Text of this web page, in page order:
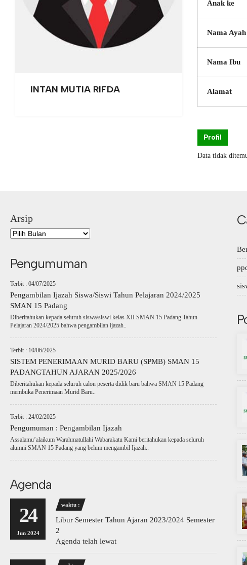
INTAN MUTIA RIFDA
Anak ke
Nama Ayah
Nama Ibu
Alamat
Profil
Data tidak
Arsip
Pengumuman
Terbit : 04/07/2025
Pengambilan Ijazah Siswa/Siswi Tahun Pelajaran 2024/2025
SMAN 15 Padang
Diberitahukan kepada seluruh siswa/siswi kelas XII SMAN 15 Padang Tahun
Pelajaran 2024/2025 bahwa pengambilan ijazah..
Terbit : 10/06/2025
SISTEM PENERIMAAN MURID BARU (SPMB) SMAN 15
PADANGTAHUN AJARAN 2025/2026
Diberitahukan kepada seluruh calon peserta didik baru bahwa SMAN 15 Padang
membuka Penerimaan Murid Baru..
Terbit : 24/02/2025
Pengumuman : Pengambilan Ijazah
Assalamu’alaikum Warahmatullahi Wabarakatu Kami beritahukan kepada seluruh
alumni SMAN 15 Padang yang belum mengambil Ijazah..
Agenda
24
Jun 2024
waktu :
Libur Semester Tahun Ajaran 2023/2024 Semester
2
Agenda telah lewat